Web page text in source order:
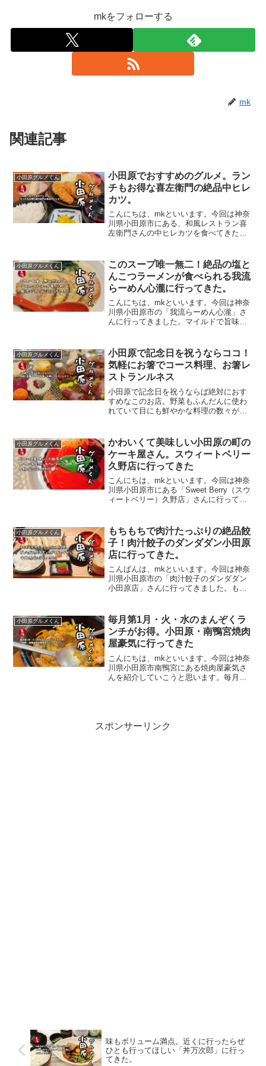
mkをフォローする
mk
関連記事
小田原グルメくん
小田原でおすすめのグルメ。ラン
チもお得な喜左衛門の絶品中ヒレ
カツ。
こんにちは、mkといいます。今回は神奈
川県小田原市にある、和風レストラン喜
左衛門さんの中ヒレカツを食べてきたの
る美味しいとんかつだと思います。今回
はとんかつですな。家...
小田原グルメくん
このスープ唯一無二！絶品の塩と
んこつラーメンが食べられる我流
らーめん心瀧に行ってきた。
こんにちは、mkといいます。今回は神奈
川県小田原市の「我流らーめん心瀧」さ
んに行ってきました。マイルドで旨味の
す。今回はスープが美味すぎる「我流ら
ーめん心瀧」さんの紹介...
小田原グルメくん
小田原で記念日を祝うならココ！
気軽にお箸でコース料理、お箸レ
ストランルネス
小田原で記念日を祝うならば絶対におす
すめなこのお店。野菜もふんだんに使わ
れていて目にも鮮やかな料理の数々が目
小田原グルメくん
かわいくて美味しい小田原の町の
ケーキ屋さん。スウィートベリー
久野店に行ってきた
こんにちは、mkといいます。今回は神奈
川県小田原市にある「Sweet Berry（スウ
ィートベリー）久野店」さんに行ってき
屋さんでした。スウィートベリーさんの
ケーキはど...
小田原グルメくん
もちもちで肉汁たっぷりの絶品餃
子！肉汁餃子のダンダダン小田原
店に行ってきた。
こんばんは、mkといいます。今回は神奈
川県小田原市の「肉汁餃子のダンダダン
小田原店」さんに行ってきました。もち
のダンダダン小田原店」さんの紹介だ
ね。店名で「肉汁」ってつ...
小田原グルメくん
毎月第1月・火・水のまんぞくラ
ンチがお得。小田原・南鴨宮焼肉
屋豪気に行ってきた
こんにちは、mkといいます。今回は神奈
川県小田原市南鴨宮にある焼肉屋豪気さ
んを紹介していこうと思います。毎月第
スポンサーリンク
味もボリューム満点。近くに行ったらぜ
ひとも行ってほしい「丼万次郎」に行っ
てきた。